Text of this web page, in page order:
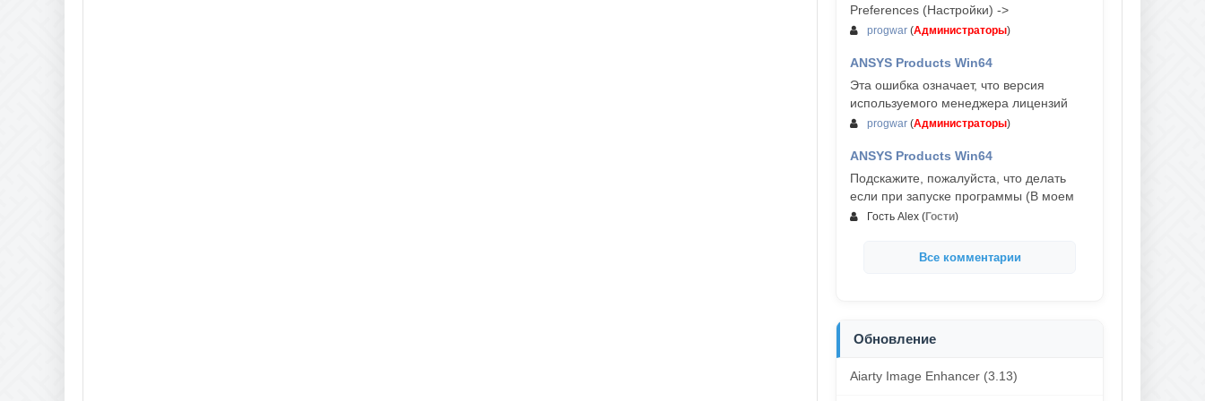
Preferences (Настройки) ->
progwar (Администраторы)
ANSYS Products Win64
Эта ошибка означает, что версия
используемого менеджера лицензий
progwar (Администраторы)
ANSYS Products Win64
Подскажите, пожалуйста, что делать
если при запуске программы (В моем
Гость Alex (Гости)
Все комментарии
Обновление
Aiarty Image Enhancer (3.13)